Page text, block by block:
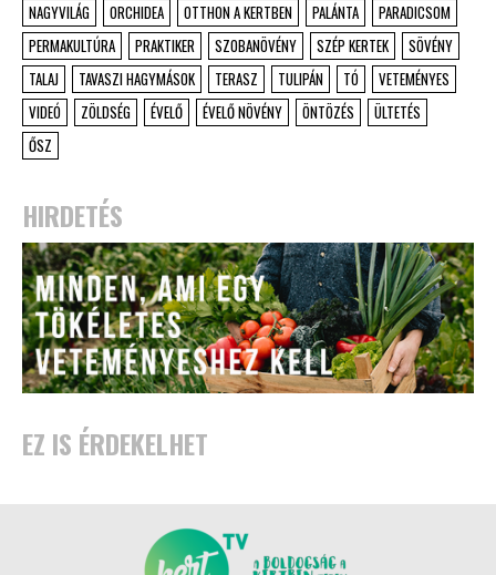
NAGYVILÁG
ORCHIDEA OTTHON A KERTBEN PALÁNTA
PARADICSOM
PERMAKULTÚRA
PRAKTIKER SZOBANÖVÉNY SZÉP KERTEK
SÖVÉNY
TALAJ
TAVASZI HAGYMÁSOK TERASZ TULIPÁN TÓ
VETEMÉNYES
VIDEÓ
ZÖLDSÉG ÉVELŐ ÉVELŐ NÖVÉNY ÖNTÖZÉS
ÜLTETÉS
ŐSZ
HIRDETÉS
EZ IS ÉRDEKELHET